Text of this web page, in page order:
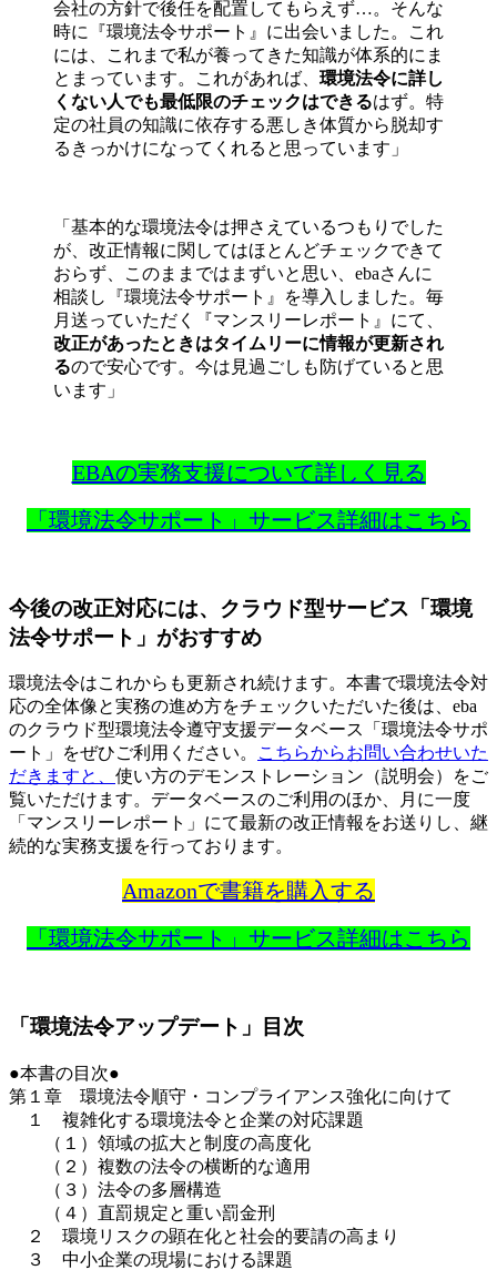
会社の方針で後任を配置してもらえず…。そんな
時に『環境法令サポート』に出会いました。これ
には、これまで私が養ってきた知識が体系的にま
とまっています。これがあれば、 環境法令に詳し
くない人でも最低限のチェックはできるはず。特
定の社員の知識に依存する悪しき体質から脱却す
るきっかけになってくれると思っています」
「基本的な環境法令は押さえているつもりでした
が、改正情報に関してはほとんどチェックできて
おらず、このままではまずいと思い、ebaさんに
相談し『環境法令サポート』を導入しました。毎
月送っていただく『マンスリーレポート』にて、
改正があったときはタイムリーに情報が更新され
るので安心です。今は見過ごしも防げていると思
います」
EBAの実務支援について詳しく見る
「環境法令サポート」サービス詳細はこちら
今後の改正対応には、クラウド型サービス「環境
法令サポート」がおすすめ
環境法令はこれからも更新され続けます。本書で環境法令対
応の全体像と実務の進め方をチェックいただいた後は、eba
のクラウド型環境法令遵守支援データベース「環境法令サポ
ート」をぜひご利用ください。
こちらからお問い合わせいた
だきますと、 使い方のデモンストレーション（説明会）をご
覧いただけます。データベースのご利用のほか、月に一度
「マンスリーレポート」にて最新の改正情報をお送りし、継
続的な実務支援を行っております。
Amazonで書籍を購入する
「環境法令サポート」サービス詳細はこちら
「環境法令アップデート」目次
●本書の目次●
第１章 環境法令順守・コンプライアンス強化に向けて
１ 複雑化する環境法令と企業の対応課題
（１）領域の拡大と制度の高度化
（２）複数の法令の横断的な適用
（３）法令の多層構造
（４）直罰規定と重い罰金刑
２ 環境リスクの顕在化と社会的要請の高まり
３ 中小企業の現場における課題